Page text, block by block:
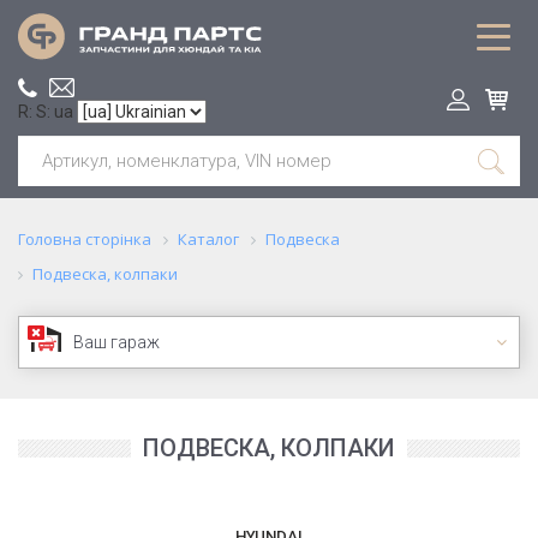
R: S: ua
Головна сторінка Каталог
Подвеска
Подвеска, колпаки
Ваш гараж
ПОДВЕСКА, КОЛПАКИ